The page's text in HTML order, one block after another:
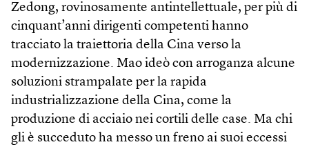
Zedong, rovinosamente antintellettuale, per più di
cinquant’anni dirigenti competenti hanno
tracciato la traiettoria della Cina verso la
modernizzazione. Mao ideò con arroganza alcune
soluzioni strampalate per la rapida
industrializzazione della Cina, come la
produzione di acciaio nei cortili delle case. Ma chi
gli è succeduto ha messo un freno ai suoi eccessi